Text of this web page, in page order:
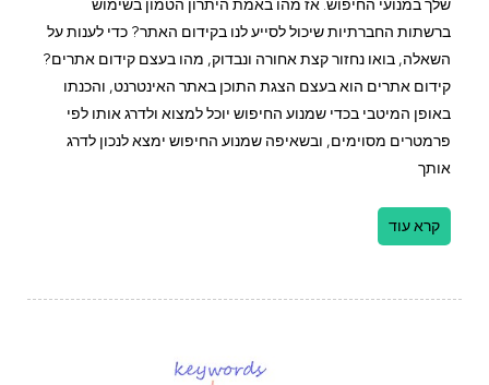
שלך במנועי החיפוש. אז מהו באמת היתרון הטמון בשימוש
ברשתות החברתיות שיכול לסייע לנו בקידום האתר? כדי לענות על
השאלה, בואו נחזור קצת אחורה ונבדוק, מהו בעצם קידום אתרים?
קידום אתרים הוא בעצם הצגת התוכן באתר האינטרנט, והכנתו
באופן המיטבי בכדי שמנוע החיפוש יוכל למצוא ולדרג אותו לפי
פרמטרים מסוימים, ובשאיפה שמנוע החיפוש ימצא לנכון לדרג
אותך
קרא עוד